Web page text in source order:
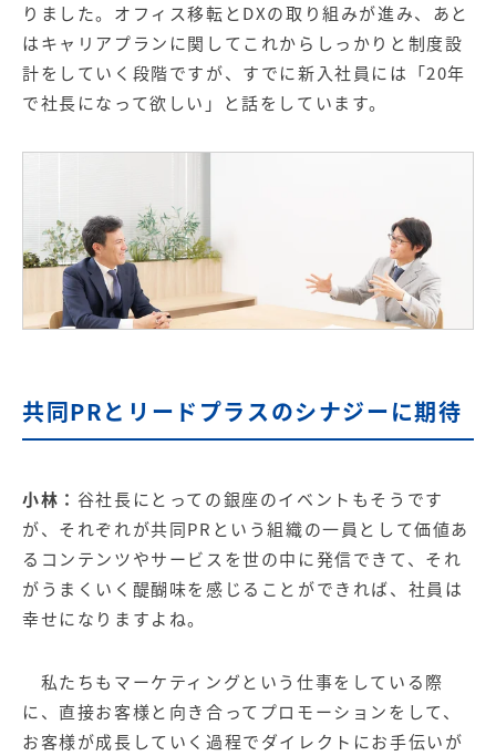
りました。オフィス移転とDXの取り組みが進み、あと
はキャリアプランに関してこれからしっかりと制度設
計をしていく段階ですが、すでに新入社員には「20年
で社長になって欲しい」と話をしています。
共同PRとリードプラスのシナジーに期待
小林： 谷社長にとっての銀座のイベントもそうです
が、それぞれが共同PRという組織の一員として価値あ
るコンテンツやサービスを世の中に発信できて、それ
がうまくいく醍醐味を感じることができれば、社員は
幸せになりますよね。
私たちもマーケティングという仕事をしている際
に、直接お客様と向き合ってプロモーションをして、
お客様が成長していく過程でダイレクトにお手伝いが